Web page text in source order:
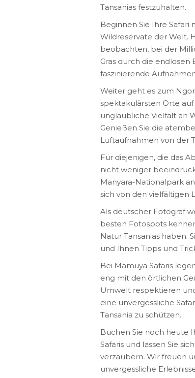
Tansanias festzuhalten.
Beginnen Sie Ihre
Wildreservate der Welt.
beobachten, bei der
Gras durch die
faszinierende
Weiter geht es zum
spektakulärsten Orte
unglaubliche Vielfalt an
Genießen Sie die
Luftaufnahmen von der
Für diejenigen, die das
nicht weniger
Manyara-Nationalpark
sich von den vielfältigen
Als deutscher Fotograf
besten Fotospots
Natur Tansanias haben.
und Ihnen Tipps und
Bei Mamuya Safaris
eng mit den örtlichen
Umwelt respektieren
eine unvergessliche
Tansania zu schützen.
Buchen Sie noch heute
Safaris und lassen Sie
verzaubern. Wir freuen
unvergessliche